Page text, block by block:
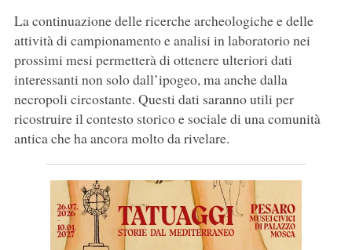
La continuazione delle ricerche archeologiche e delle
attività di campionamento e analisi in laboratorio nei
prossimi mesi permetterà di ottenere ulteriori dati
interessanti non solo dall’ipogeo, ma anche dalla
necropoli circostante. Questi dati saranno utili per
ricostruire il contesto storico e sociale di una comunità
antica che ha ancora molto da rivelare.